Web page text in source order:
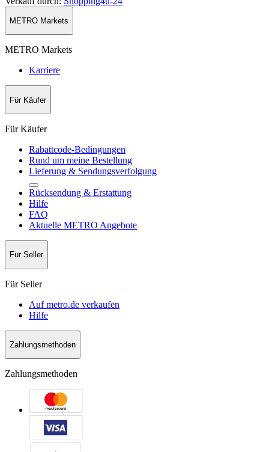
METRO Markets
METRO Markets
Karriere
Für Käufer
Für Käufer
Rabattcode-Bedingungen
Rund um meine Bestellung
Lieferung & Sendungsverfolgung
Rücksendung & Erstattung
Hilfe
FAQ
Aktuelle METRO Angebote
Für Seller
Für Seller
Auf metro.de verkaufen
Hilfe
Zahlungsmethoden
Zahlungsmethoden